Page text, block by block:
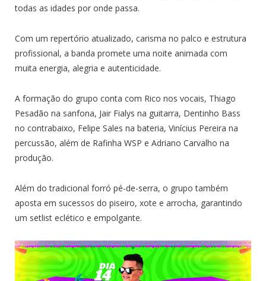
todas as idades por onde passa.
Com um repertório atualizado, carisma no palco e estrutura
profissional, a banda promete uma noite animada com
muita energia, alegria e autenticidade.
A formação do grupo conta com Rico nos vocais, Thiago
Pesadão na sanfona, Jair Fialys na guitarra, Dentinho Bass
no contrabaixo, Felipe Sales na bateria, Vinícius Pereira na
percussão, além de Rafinha WSP e Adriano Carvalho na
produção.
Além do tradicional forró pé-de-serra, o grupo também
aposta em sucessos do piseiro, xote e arrocha, garantindo
um setlist eclético e empolgante.